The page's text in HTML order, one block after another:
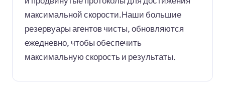
максимальной скорости.Наши большие
резервуары агентов чисты, обновляются
ежедневно, чтобы обеспечить
максимальную скорость и результаты.